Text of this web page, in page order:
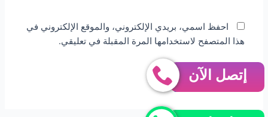
احفظ اسمي، بريدي الإلكتروني، والموقع الإلكتروني في
هذا المتصفح لاستخدامها المرة المقبلة في تعليقي.
إتصل الآن